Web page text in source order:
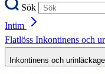
Sök
Intim
Flatlöss Inkontinens och
Inkontinens och urinläckage